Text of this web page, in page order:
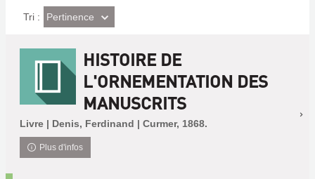
Tri : (Effet
imédiat)
Pertinence
HISTOIRE DE
L'ORNEMENTATION DES
MANUSCRITS
Livre | Denis, Ferdinand | Curmer, 1868.
Plus d'infos